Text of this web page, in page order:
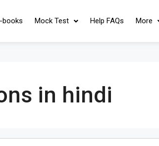
books Mock Test Help FAQs More
in hindi